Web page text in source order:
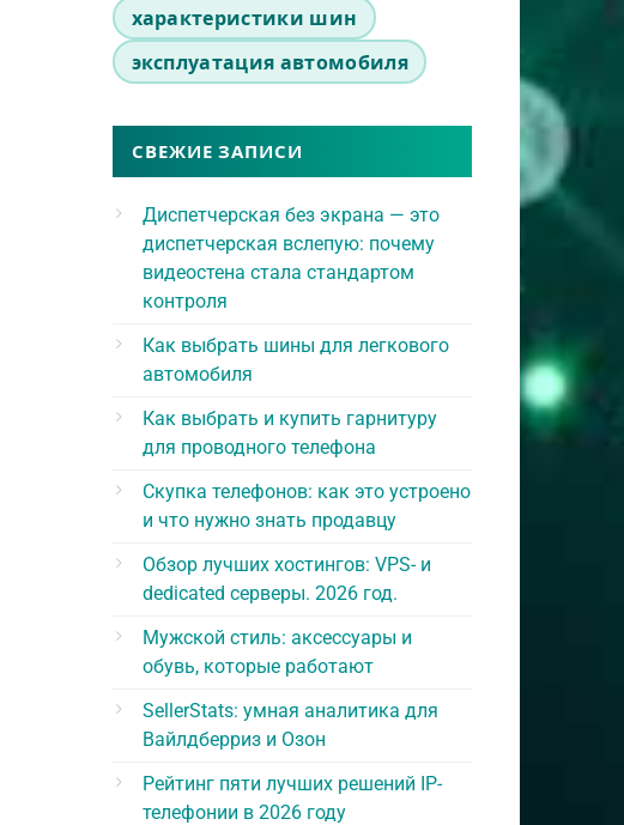
характеристики шин
эксплуатация автомобиля
СВЕЖИЕ ЗАПИСИ
Диспетчерская без экрана — это
диспетчерская вслепую: почему
видеостена стала стандартом
контроля
Как выбрать шины для легкового
автомобиля
Как выбрать и купить гарнитуру
для проводного телефона
Скупка телефонов: как это устроено
и что нужно знать продавцу
Обзор лучших хостингов: VPS- и
dedicated серверы. 2026 год.
Мужской стиль: аксессуары и
обувь, которые работают
SellerStats: умная аналитика для
Вайлдберриз и Озон
Рейтинг пяти лучших решений IP-
телефонии в 2026 году